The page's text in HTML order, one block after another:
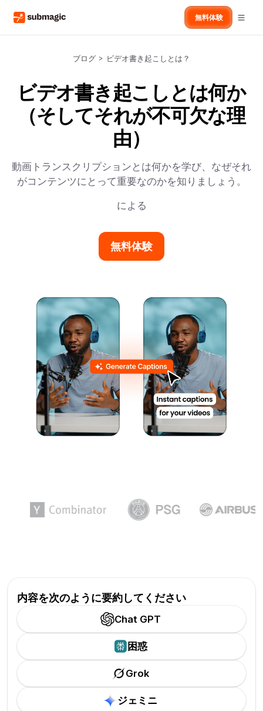
無料体験
ブログ > ビデオ書き起こしとは？
ビデオ書き起こしとは何か
（そしてそれが不可欠な理
由）
動画トランスクリプションとは何かを学び、なぜそれ
がコンテンツにとって重要なのかを知りましょう。
による
無料体験
内容を次のように要約してください
Chat GPT
困惑
Grok
ジェミニ